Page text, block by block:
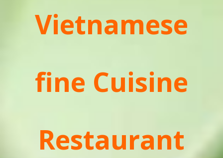
Vietnamese
fine Cuisine
Restaurant